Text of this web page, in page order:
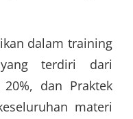
dalam training
terdiri dari
dan Praktek
materi